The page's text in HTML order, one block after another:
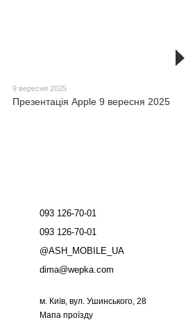
9 вересня 2025
Презентація Apple 9 вересня 2025
093 126-70-01
093 126-70-01
@ASH_MOBILE_UA
dima@wepka.com
м. Київ, вул. Ушинського, 28
Мапа проїзду